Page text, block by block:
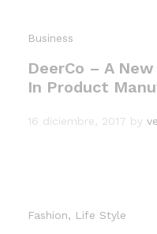
Business
DeerCo – A
In Product
16 diciembre, 2017 by
Fashion, Life Style